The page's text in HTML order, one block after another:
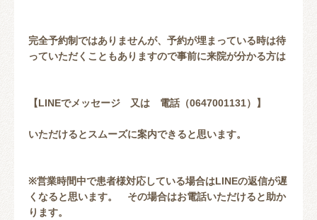
完全予約制ではありませんが、予約が埋まっている時は待
っていただくこともありますので事前に来院が分かる方は
【LINEでメッセージ 又は 電話（0647001131）】
いただけるとスムーズに案内できると思います。
※営業時間中で患者様対応している場合はLINEの返信が遅
くなると思います。 その場合はお電話いただけると助か
ります。